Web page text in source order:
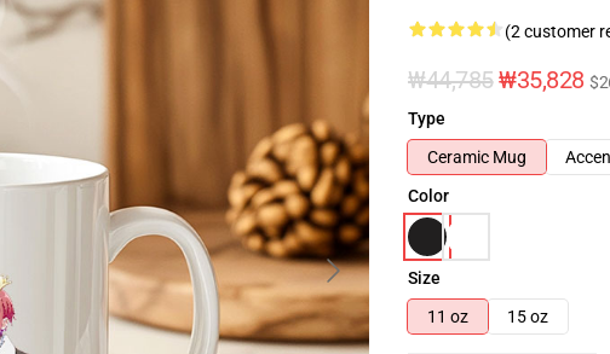
(2 customer
₩44,785₩35,828
Type
Ceramic Mug
Color
Size
11 oz
15 oz